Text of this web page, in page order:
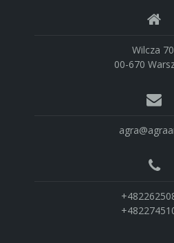
Wilcza
00-670